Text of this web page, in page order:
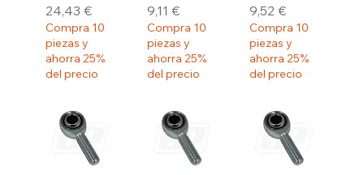
Precio
24,43 €
Compra 10
piezas y
ahorra 25%
del precio
Precio
9,11 €
Compra 10
piezas y
ahorra 25%
del precio
Precio
9,52 €
Compra 10
piezas y
ahorra 25%
del precio